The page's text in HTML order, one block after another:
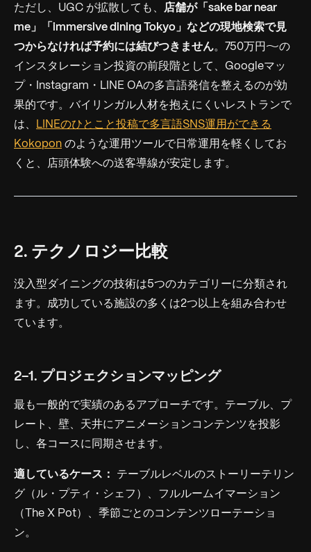
ただし、UGC が拡散しても、 店舗が「sake bar near
me」「immersive dining Tokyo」などの現地検索で見
つからなければ予約には結びつきません。750万円〜の
インスタレーション投資の前段階として、Googleマッ
プ・Instagram・LINE OAの多言語発信を整えるのが効
果的です。バイリンガル人材を抱えにくいレストランで
は、
LINEのひとこと投稿で多言語SNS運用ができる
Kokopon のような運用ツールで日常運用を軽くしてお
くと、店頭体験への送客導線が安定します。
2. テクノロジー比較
没入型ダイニングの技術は5つのカテゴリーに分類され
ます。成功している施設の多くは2つ以上を組み合わせ
ています。
2-1. プロジェクションマッピング
最も一般的で実績のあるアプローチです。テーブル、プ
レート、壁、天井にアニメーションコンテンツを投影
し、各コースに同期させます。
適しているケース：
テーブルレベルのストーリーテリン
グ（ル・プティ・シェフ）、フルルームイマーション
（The X Pot）、季節ごとのコンテンツローテーショ
ン。